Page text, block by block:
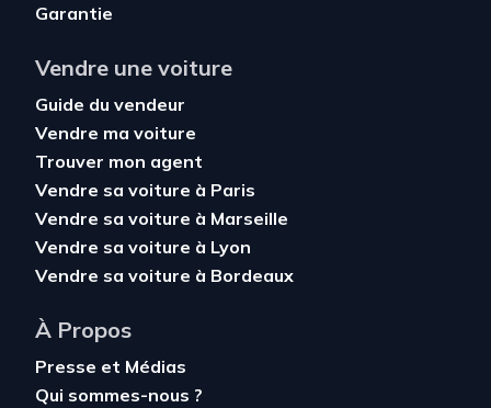
Garantie
Vendre une voiture
Guide du vendeur
Vendre ma voiture
Trouver mon agent
Vendre sa voiture à Paris
Vendre sa voiture à Marseille
Vendre sa voiture à Lyon
Vendre sa voiture à Bordeaux
À Propos
Presse et Médias
Qui sommes-nous ?